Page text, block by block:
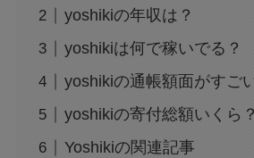
yoshikiの年収は？
yoshikiは何で稼いでる？
yoshikiの通帳額面がすご
yoshikiの寄付総額いくら？
Yoshikiの関連記事